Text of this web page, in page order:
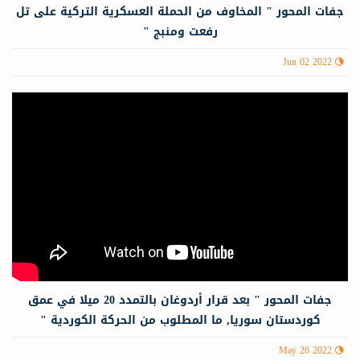
جفات المحور " المخاوف من الحملة العسكرية التركية على تل
رفعت ومنبج "
Jun 02 2022
جفات المحور " بعد قرار أردوغان بالتمدد 20 ميلا في عمق
كوردستان سوريا, ما المطلوب من الحركة الكوردية "
May 26 2022